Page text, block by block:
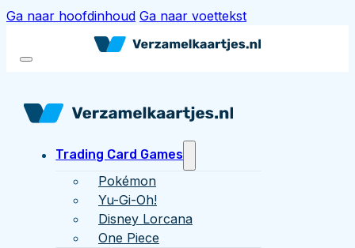
Ga naar hoofdinhoud Ga naar voettekst
Trading Card Games
Pokémon
Yu-Gi-Oh!
Disney Lorcana
One Piece